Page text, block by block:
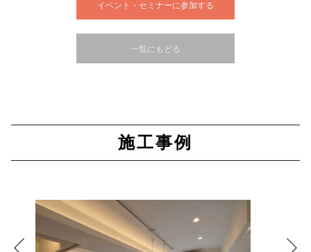
イベント・セミナーに参加する
一覧にもどる
施工事例